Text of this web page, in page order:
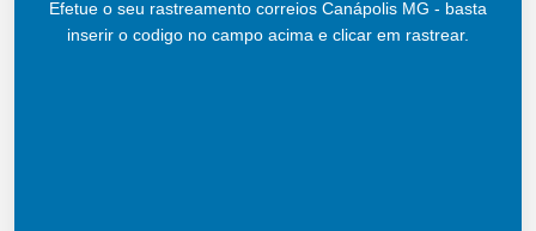
Efetue o seu rastreamento correios Canápolis MG - basta
inserir o codigo no campo acima e clicar em rastrear.